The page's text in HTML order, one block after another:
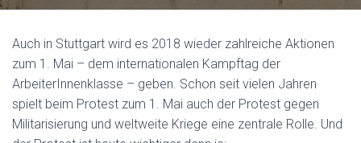
Auch in Stuttgart wird es 2018 wieder zahlreiche Aktionen
zum 1. Mai – dem internationalen Kampftag der
ArbeiterInnenklasse – geben. Schon seit vielen Jahren
spielt beim Protest zum 1. Mai auch der Protest gegen
Militarisierung und weltweite Kriege eine zentrale Rolle. Und